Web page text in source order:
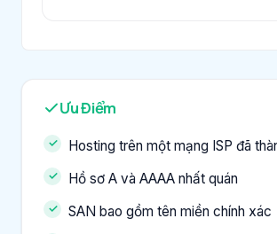
Ưu Điểm
Hosting trên một mạng ISP đã
Hồ sơ A và AAAA nhất quán
SAN bao gồm tên miền chính xác